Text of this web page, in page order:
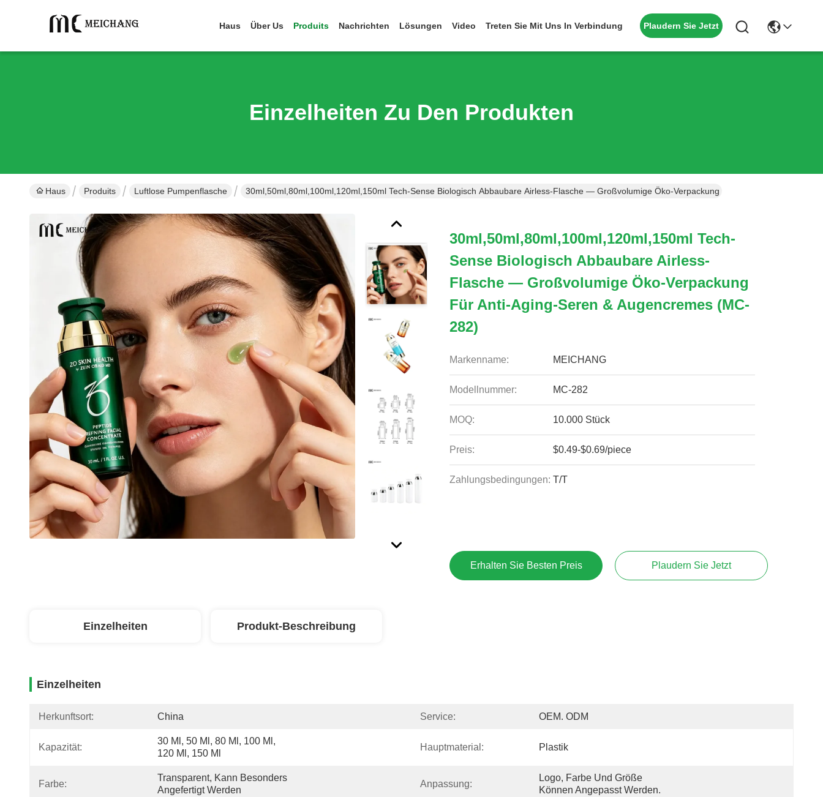
Haus Über Us Produits Nachrichten Lösungen Video Treten Sie Mit Uns In Verbindung Plaudern Sie Jetzt
Einzelheiten Zu Den Produkten
Haus Produits Luftlose Pumpenflasche 30ml,50ml,80ml,100ml,120ml,150ml Tech-Sense Biologisch Abbaubare Airless-Flasche — Großvolumige Öko-Verpackung Für Anti-Aging-Seren &
30ml,50ml,80ml,100ml,120ml,150ml Tech-
Sense Biologisch Abbaubare Airless-
Flasche — Großvolumige Öko-Verpackung
Für Anti-Aging-Seren & Augencremes (MC-
282)
Markenname: MEICHANG
Modellnummer: MC-282
MOQ: 10.000 Stück
Preis: $0.49-$0.69/piece
Zahlungsbedingungen: T/T
Erhalten Sie Besten Preis Plaudern Sie Jetzt
Einzelheiten Produkt-Beschreibung
Einzelheiten
Herkunftsort: China Service: OEM. ODM
Kapazität:
30 Ml, 50 Ml, 80 Ml, 100 Ml,
120 Ml, 150 Ml
Hauptmaterial: Plastik
Farbe:
Transparent, Kann Besonders
Angefertigt Werden
Anpassung:
Logo, Farbe Und Größe
Können Angepasst Werden.